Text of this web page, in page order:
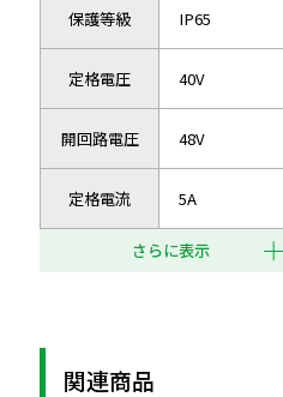
保護等級 IP65
定格電圧 40V
開回路電圧 48V
定格電流 5A
さらに表示
関連商品